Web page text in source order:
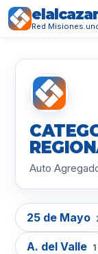
Red
Auto
25 de Mayo
A. del Valle 1